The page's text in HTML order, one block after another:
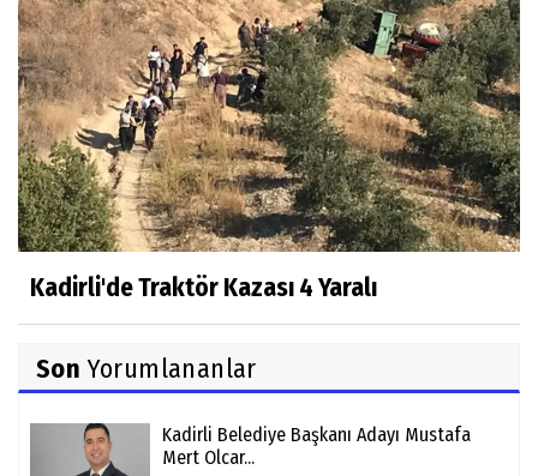
Kadirli'de Traktör Kazası 4 Yaralı
Son Yorumlananlar
Kadirli Belediye Başkanı Adayı Mustafa
Mert Olcar...